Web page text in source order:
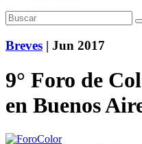
Breves | Jun 2017
9° Foro de
en Buenos